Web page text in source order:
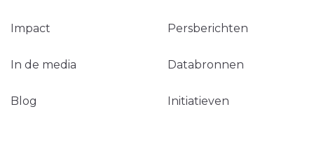
Impact Persberichten
In de media Databronnen
Blog Initiatieven